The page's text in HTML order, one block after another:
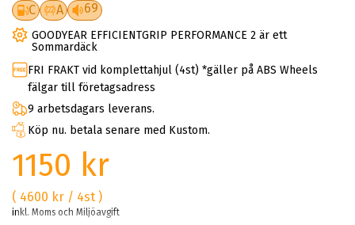
C A 69
GOODYEAR EFFICIENTGRIP PERFORMANCE 2 är ett
Sommardäck
FRI FRAKT vid komplettahjul (4st) *gäller på ABS Wheels
fälgar till företagsadress
9 arbetsdagars leverans.
Köp nu. betala senare med Kustom.
1150 kr
( 4600 kr / 4st )
inkl. Moms och Miljöavgift